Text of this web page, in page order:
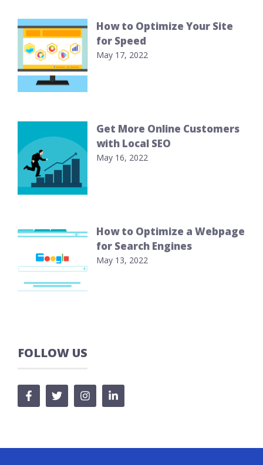
How to Optimize Your Site
for Speed
May 17, 2022
Get More Online Customers
with Local SEO
May 16, 2022
How to Optimize a Webpage
for Search Engines
May 13, 2022
FOLLOW US